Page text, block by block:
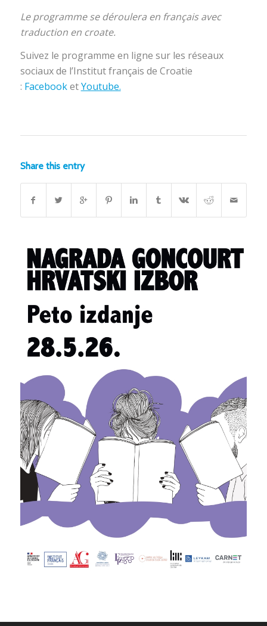
Le programme se déroulera en français avec
traduction en croate.
Suivez le programme en ligne sur les réseaux
sociaux de l’Institut français de Croatie
: FacebooketYoutube.
Share this entry